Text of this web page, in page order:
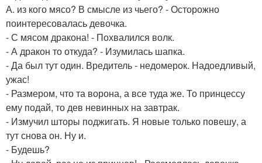
А. из кого мясо? В смысле из чьего? - Осторожно
поинтересовалась девочка.
- С мясом дракона! - Похвалился волк.
- А дракон то откуда? - Изумилась шапка.
- Да был тут один. Вредитель - недомерок. Надоедливый,
ужас!
- Размером, что та ворона, а все туда же. То принцессу
ему подай, то дев невинных на завтрак.
- Измучил шторы поджигать. Я новые только повешу, а
тут снова он. Ну и.
- Будешь?